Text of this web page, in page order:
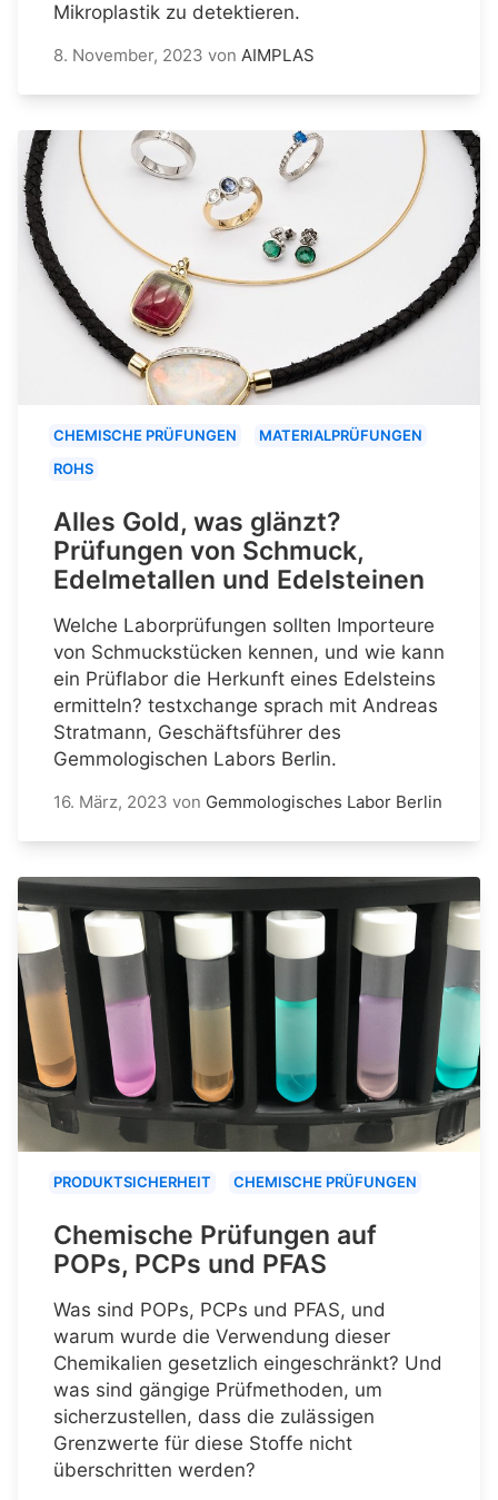
Mikroplastik zu detektieren.
8. November, 2023 von AIMPLAS
CHEMISCHE PRÜFUNGEN
MATERIALPRÜFUNGEN
ROHS
Alles Gold, was glänzt?
Prüfungen von Schmuck,
Edelmetallen und Edelsteinen
Welche Laborprüfungen sollten Importeure
von Schmuckstücken kennen, und wie kann
ein Prüflabor die Herkunft eines Edelsteins
ermitteln? testxchange sprach mit Andreas
Stratmann, Geschäftsführer des
Gemmologischen Labors Berlin.
16. März, 2023 von Gemmologisches Labor Berlin
PRODUKTSICHERHEIT CHEMISCHE PRÜFUNGEN
Chemische Prüfungen auf
POPs, PCPs und PFAS
Was sind POPs, PCPs und PFAS, und
warum wurde die Verwendung dieser
Chemikalien gesetzlich eingeschränkt? Und
was sind gängige Prüfmethoden, um
sicherzustellen, dass die zulässigen
Grenzwerte für diese Stoffe nicht
überschritten werden?